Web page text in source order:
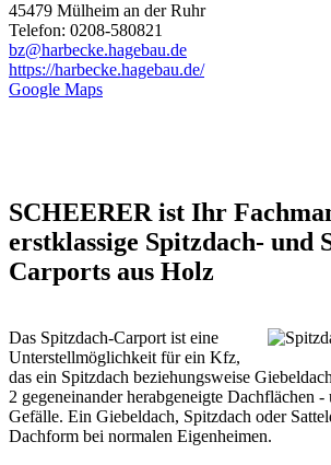
45479 Mülheim an der Ruhr
Telefon: 0208-580821
bz@harbecke.hagebau.de
https://harbecke.hagebau.de/
Google Maps
SCHEERER ist Ihr
erstklassige Spitzdach- und
Carports aus Holz
Das Spitzdach-Carport ist eine
Unterstellmöglichkeit für ein Kfz,
das ein Spitzdach beziehungsweise
2 gegeneinander herabgeneigte Dachflächen
Gefälle. Ein Giebeldach, Spitzdach oder
Dachform bei normalen Eigenheimen.